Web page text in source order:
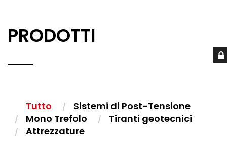
PRODOTTI
Tutto
Sistemi di Post-Tensione
Mono Trefolo
Tiranti geotecnici
Attrezzature